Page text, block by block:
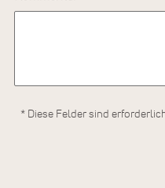
* Diese Felder sind